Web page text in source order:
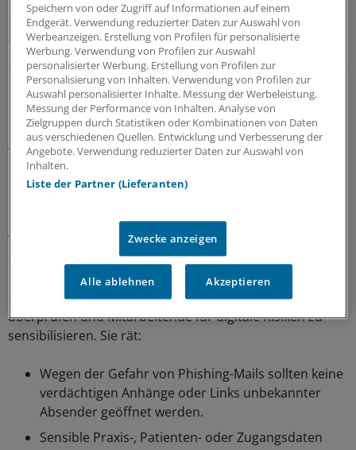
Cyberattacke
Zehntausende Uniklinik-Patienten von
Hackerangriff betroffen
Betroffen ist neben Arwini auch das Unternehmen
Unimed, das als externer Dienstleister zahlreiche
Kliniken im Gesundheitswesen bei administrativen
Aufgaben unterstützt, dazu gehört auch die
Rechnungsstellung. „Die jüngsten Vorfälle verdeutlichen,
dass Cyberangriffe nicht ausschließlich Praxen oder
Unternehmen und Dienstleister, die an der
Verarbeitung sensibler Gesundheitsdaten beteiligt sind“,
Sie rät Praxen, bestehende Sicherheitsmaßnahmen zu
überprüfen und Mitarbeitende für digitale Risiken zu
sensibilisieren. Sie rät:
Wegen der Gefahr von Phishing-Mails sollten keine
verdächtigen Anhänge oder Links unbekannter
Absender geöffnet werden.
Sensible Praxis-, Patienten- oder Zugangsdaten
Speichern von oder Zugriff auf Informationen auf einem
Endgerät. Verwendung reduzierter Daten zur Auswahl von
Werbeanzeigen. Erstellung von Profilen für personalisierte
Werbung. Verwendung von Profilen zur Auswahl
personalisierter Werbung. Erstellung von Profilen zur
Personalisierung von Inhalten. Verwendung von Profilen zur
Auswahl personalisierter Inhalte. Messung der Werbeleistung.
Messung der Performance von Inhalten. Analyse von
Zielgruppen durch Statistiken oder Kombinationen von Daten
aus verschiedenen Quellen. Entwicklung und Verbesserung der
Angebote. Verwendung reduzierter Daten zur Auswahl von
Inhalten.
Liste der Partner (Lieferanten)
Zwecke anzeigen
Alle ablehnen Akzeptieren